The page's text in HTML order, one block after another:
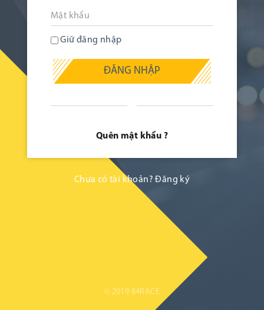
Giữ đăng nhập
ĐĂNG NHẬP
Quên mật khẩu ?
Chưa có tài khoản?Đăng ký
© 2019 84RACE